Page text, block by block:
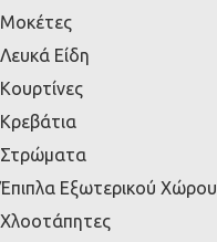
Μοκέτες
Λευκά Είδη
Κουρτίνες
Κρεβάτια
Στρώματα
Έπιπλα Εξωτερικού Χώρου
Χλοοτάπητες